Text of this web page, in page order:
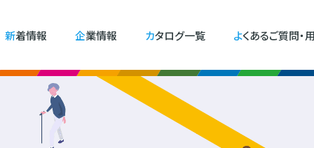
新着情報 企業情報 カタログ一覧 よくあるご質問・